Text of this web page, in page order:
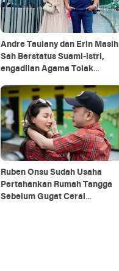
Andre Taulany dan Erin Masih
Sah Berstatus Suami-istri,
engadilan Agama Tolak
Ruben Onsu Sudah Usaha
Pertahankan Rumah Tangga
Sebelum Gugat Cerai